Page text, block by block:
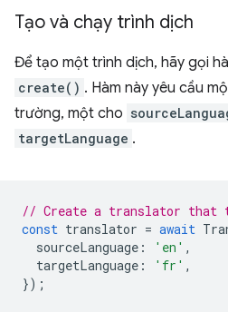
Tạo và chạy trình dịch
Để tạo một trình dịch, hãy gọi
create() . Hàm này yêu cầu
trường, một cho
targetLanguage .
// Create a translator that
const translator = await
sourceLanguage : 'en' ,
targetLanguage : 'fr' ,
});